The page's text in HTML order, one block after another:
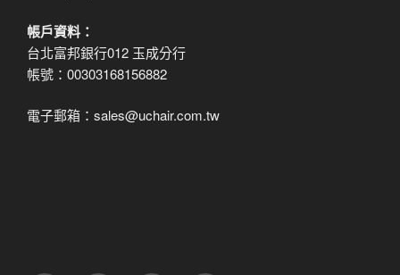
帳戶資料：
台北富邦銀行012 玉成分行
帳號：00303168156882
電子郵箱：sales@uchair.com.tw